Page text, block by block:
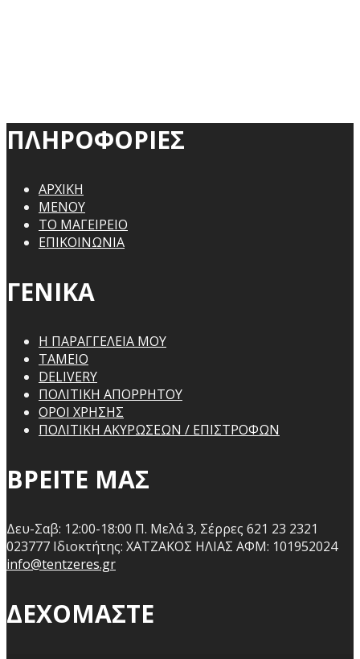
ΠΛΗΡΟΦΟΡΙΕΣ
ΑΡΧΙΚΗ
ΜΕΝΟΥ
ΤΟ ΜΑΓΕΙΡΕΙΟ
ΕΠΙΚΟΙΝΩΝΙΑ
ΓΕΝΙΚΑ
Η ΠΑΡΑΓΓΕΛΕΙΑ ΜΟΥ
ΤΑΜΕΙΟ
DELIVERY
ΠΟΛΙΤΙΚΗ ΑΠΟΡΡΗΤΟΥ
ΟΡΟΙ ΧΡΗΣΗΣ
ΠΟΛΙΤΙΚΗ ΑΚΥΡΩΣΕΩΝ / ΕΠΙΣΤΡΟΦΩΝ
ΒΡΕΙΤΕ ΜΑΣ
Δευ-Σαβ: 12:00-18:00 Π. Μελά 3, Σέρρες 621 23 2321
023777 Ιδιοκτήτης: ΧΑΤΖΑΚΟΣ ΗΛΙΑΣ ΑΦΜ: 101952024
info@tentzeres.gr
ΔΕΧΟΜΑΣΤΕ